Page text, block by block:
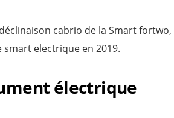
cabrio de la Smart fortwo,
smart electrique en 2019.
électrique